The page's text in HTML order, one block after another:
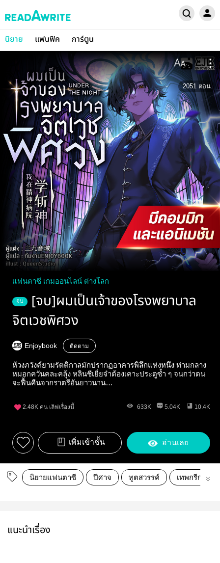
นิยาย แฟนฟิค การ์ตูน
2051 ตอน
แฟนตาซี เกมออนไลน์ ต่างโลก
จบ
[จบ]ผมเป็นเจ้าของโรงพยาบาล
จิตเวชพิศวง
Enjoybook ติดตาม
ห้วงภวังค์ยามรัตติกาลมักปรากฏอาคารพิลึกแห่งหนึ่ง ท่ามกลาง
หมอกควันคละคลุ้ง หลินชีเยี่ยจำต้องเคาะประตูซ้ำ ๆ จนกว่าตน
จะฟื้นคืนจากราตรีอันยาวนาน…
2.48K คน เลิฟเรื่องนี้ 633K 5.04K 10.4K
เพิ่มเข้าชั้น อ่านเลย
นิยายแฟนตาซี ปีศาจ ทูตสวรรค์ เทพกรีก
แนะนำเรื่อง